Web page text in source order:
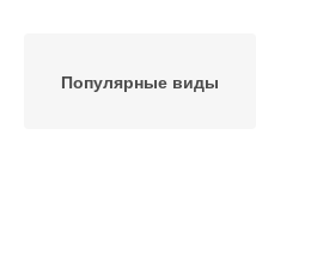
Популярные виды